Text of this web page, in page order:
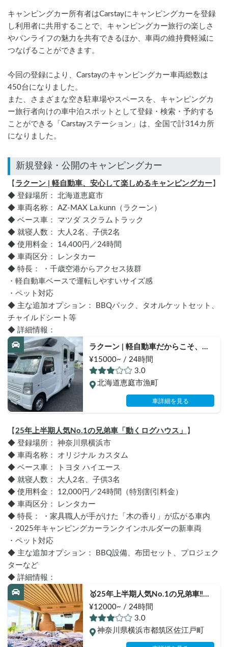
キャンピングカー所有者はCarstayにキャンピングカーを登録
し利用者に共用することで、キャンピングカー旅行の楽しさ
やバンライフの魅力を共有できるほか、車両の維持費軽減に
つなげることができます。
今回の登録により、Carstayのキャンピングカー車両総数は
450台になりました。
また、さまざまな空き駐車場やスペースを、キャンピングカ
ー旅行者向けの車中泊スポットとして登録・検索・予約する
ことができる「Carstayステーション」は、全国で計314カ所
になりました。
【 ラクーン | 軽自動車、安心して楽しめるキャンピングカー 】
◆ 登録場所： 北海道恵庭市
◆ 車両名称： AZ-MAX La.kunn（ラクーン）
◆ ベース車： マツダ スクラムトラック
◆ 就寝人数： 大人2名、子供2名
◆ 使用料金： 14,400円／24時間
◆ 車両区分： レンタカー
◆ 特長： ・千歳空港からアクセス抜群
・軽自動車ベースで運転しやすいサイズ感
・ペット対応
◆ 主な追加オプション： BBQパック、タオルケットセット、
チャイルドシート等
◆ 詳細情報：
ラクーン | 軽自動車だからこそ、安
心して楽しめるキャンピングカー
¥15000~ / 24時間
3.0
北海道恵庭市漁町
車詳細を見る
【 25年上半期人気No.1の兄弟車「動くログハウス」
】
◆ 登録場所： 神奈川県横浜市
◆ 車両名称： オリジナル カスタム
◆ ベース車： トヨタ ハイエース
◆ 就寝人数： 大人2名、子供3名
◆ 使用料金： 12,000円／24時間（特別割引料金）
◆ 車両区分： レンタカー
◆ 特長： ・家具職人が手がけた「木の香り」が広がる車内
・2025年キャンピングカーランクインホルダーの新車両
・ペット対応
◆ 主な追加オプション： BBQ設備、布団セット、プロジェク
ターなど
◆ 詳細情報：
🥇25年上半期人気No.1の兄弟車‼️
「動くログハウス🪵」【カップルに
大人気✨】【ペット旅🐕】📌内容充
実なのに格安の「オリジナル保険プ
ラン」を準備👍
¥12000~ / 24時間
3.0
神奈川県横浜市都筑区佐江戸町